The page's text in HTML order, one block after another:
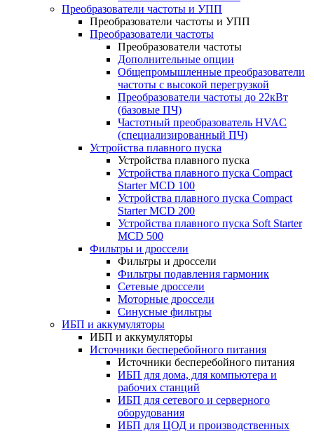
Преобразователи частоты и УПП
Преобразователи частоты и УПП
Преобразователи частоты
Преобразователи частоты
Дополнительные опции
Общепромышленные преобразователи
частоты с высокой перегрузкой
Преобразователи частоты до 22кВт
(базовые ПЧ)
Частотный преобразователь HVAC
(специализированный ПЧ)
Устройства плавного пуска
Устройства плавного пуска
Устройства плавного пуска Compact
Starter MCD 100
Устройства плавного пуска Compact
Starter MCD 200
Устройства плавного пуска Soft Starter
MCD 500
Фильтры и дроссели
Фильтры и дроссели
Фильтры подавления гармоник
Сетевые дроссели
Моторные дроссели
Синусные фильтры
ИБП и аккумуляторы
ИБП и аккумуляторы
Источники бесперебойного питания
Источники бесперебойного питания
ИБП для дома, для компьютера и
рабочих станций
ИБП для сетевого и серверного
оборудования
ИБП для ЦОД и производственных